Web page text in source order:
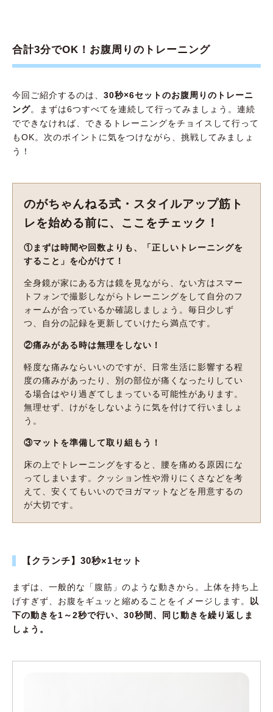
合計3分でOK！お腹周りのトレーニング
今回ご紹介するのは、 30秒×6セットのお腹周りのトレーニ
ング。まずは6つすべてを連続して行ってみましょう。連続
でできなければ、できるトレーニングをチョイスして行って
もOK。次のポイントに気をつけながら、挑戦してみましょ
う！
のがちゃんねる式・スタイルアップ筋ト
レを始める前に、ここをチェック！
①まずは時間や回数よりも、「正しいトレーニングを
すること」を心がけて！
全身鏡が家にある方は鏡を見ながら、ない方はスマー
トフォンで撮影しながらトレーニングをして自分のフ
ォームが合っているか確認しましょう。毎日少しず
つ、自分の記録を更新していけたら満点です。
②痛みがある時は無理をしない！
軽度な痛みならいいのですが、日常生活に影響する程
度の痛みがあったり、別の部位が痛くなったりしてい
る場合はやり過ぎてしまっている可能性があります。
無理せず、けがをしないように気を付けて行いましょ
う。
③マットを準備して取り組もう！
床の上でトレーニングをすると、腰を痛める原因にな
ってしまいます。クッション性や滑りにくさなどを考
えて、安くてもいいのでヨガマットなどを用意するの
が大切です。
【クランチ】30秒×1セット
まずは、一般的な「腹筋」のような動きから。上体を持ち上
げすぎず、お腹をギュッと縮めることをイメージします。 以
下の動きを1～2秒で行い、30秒間、同じ動きを繰り返しま
しょう。